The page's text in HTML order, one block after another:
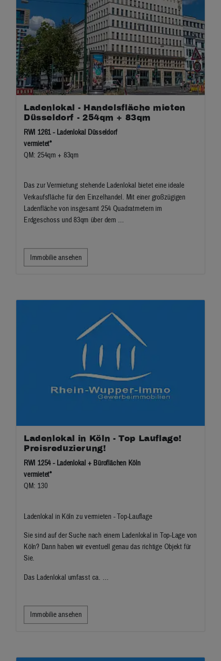
Ladenlokal - Handelsfläche mieten
Düsseldorf - 254qm + 83qm
RWI 1261 - Ladenlokal Düsseldorf
vermietet*
QM: 254qm + 83qm
Das zur Vermietung stehende Ladenlokal bietet eine ideale
Verkaufsfläche für den Einzelhandel. Mit einer großzügigen
Ladenfläche von insgesamt 254 Quadratmetern im
Erdgeschoss und 83qm über dem …
Immobilie ansehen
Ladenlokal in Köln - Top Lauflage!
Preisreduzierung!
RWI 1254 - Ladenlokal + Büroflächen Köln
vermietet*
QM: 130
Ladenlokal in Köln zu vermieten - Top-Lauflage
Sie sind auf der Suche nach einem Ladenlokal in Top-Lage von
Köln? Dann haben wir eventuell genau das richtige Objekt für
Sie.
Das Ladenlokal umfasst ca. …
Immobilie ansehen